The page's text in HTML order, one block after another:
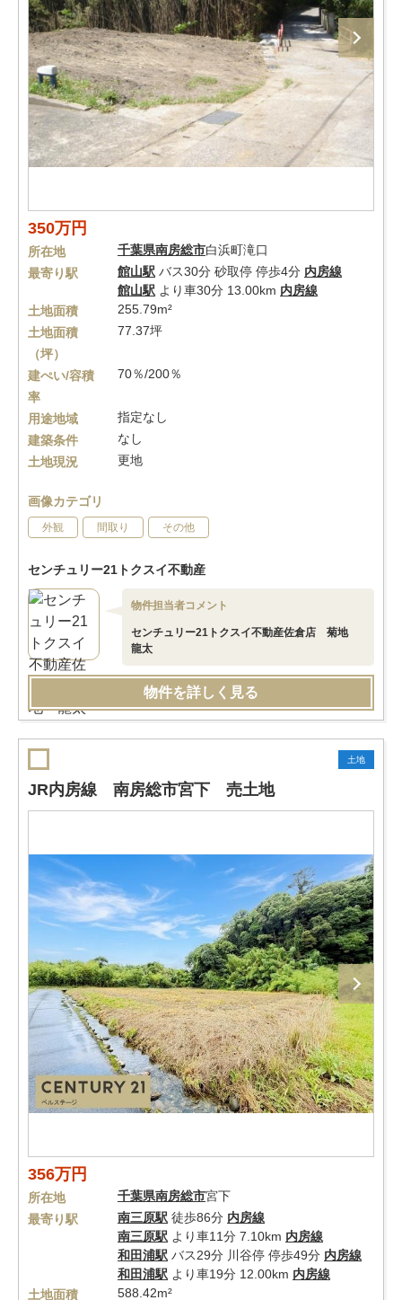
350万円
所在地 千葉県南房総市白浜町滝口
最寄り駅
館山駅 バス30分 砂取停 停歩4分 内房線
館山駅 より車30分 13.00km 内房線
土地面積
255.79m²
土地面積
（坪）
77.37坪
建ぺい/容積
率
70％/200％
用途地域
指定なし
建築条件
なし
土地現況
更地
画像カテゴリ
外観 間取り その他
センチュリー21トクスイ不動産
物件担当者コメント
センチュリー21トクスイ不動産佐倉店 菊地
龍太
物件を詳しく見る
土地
JR内房線 南房総市宮下 売土地
356万円
所在地 千葉県南房総市宮下
最寄り駅
南三原駅 徒歩86分 内房線
南三原駅 より車11分 7.10km 内房線
和田浦駅 バス29分 川谷停 停歩49分 内房線
和田浦駅 より車19分 12.00km 内房線
土地面積
588.42m²